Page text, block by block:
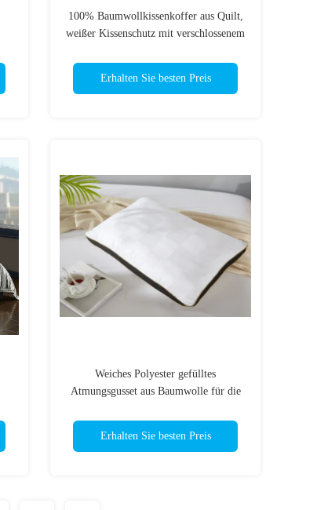
100% Baumwollkissenkoffer aus Quilt,
weißer Kissenschutz mit verschlossenem
Erhalten Sie besten Preis
Weiches Polyester gefülltes
Atmungsgusset aus Baumwolle für die
Erhalten Sie besten Preis